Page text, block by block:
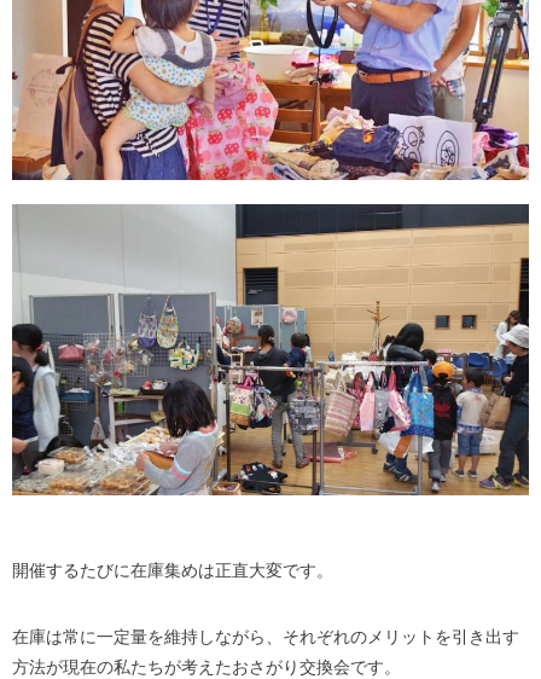
開催するたびに在庫集めは正直大変です。
在庫は常に一定量を維持しながら、それぞれのメリットを引き出す
方法が現在の私たちが考えたおさがり交換会です。